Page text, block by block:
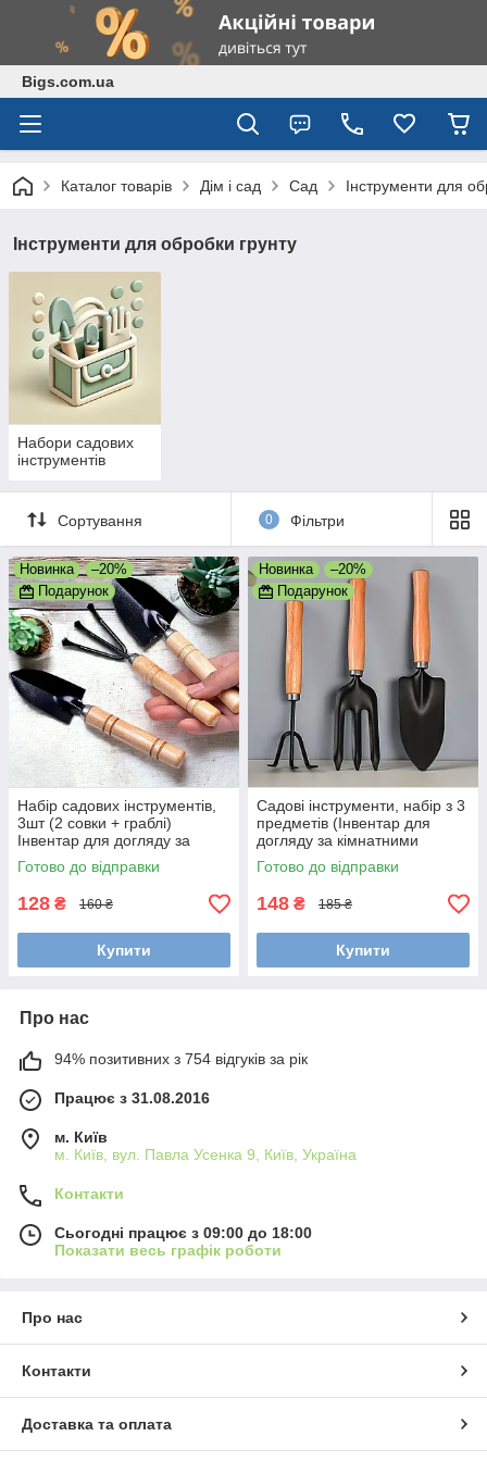
Bigs.com.ua
Каталог товарів Дім і сад Сад Інструменти для
Інструменти для обробки грунту
Набори садових
інструментів
Сортування 0 Фільтри
Новинка
–20%
Подарунок
Набір садових інструментів,
3шт (2 совки + граблі)
Інвентар для догляду за
кімнатними рослинами
Готово до відправки
128 ₴ 160 ₴
Купити
Новинка
–20%
Подарунок
Садові інструменти, набір з 3
предметів (Інвентар для
догляду за кімнатними
рослинами)
Готово до відправки
148 ₴ 185 ₴
Купити
Про нас
94% позитивних з 754 відгуків за рік
Працює з 31.08.2016
м. Київ
м. Київ, вул. Павла Усенка 9, Київ, Україна
Контакти
Сьогодні працює з 09:00 до 18:00
Показати весь графік роботи
Про нас
Контакти
Доставка та оплата